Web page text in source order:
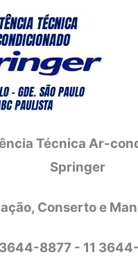
Técnica Ar-
Springer
Conserto e
3644-8877 - 11